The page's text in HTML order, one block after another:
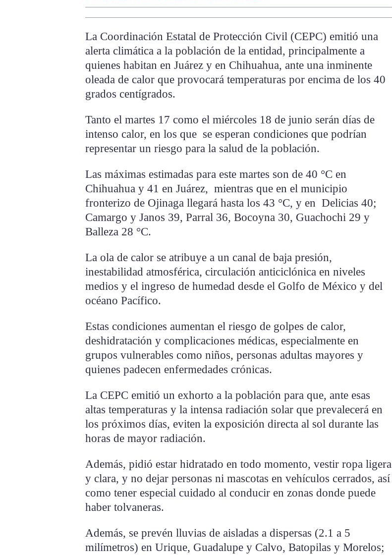
La Coordinación Estatal de Protección Civil (CEPC) emitió una
alerta climática a la población de la entidad, principalmente a
quienes habitan en Juárez y en Chihuahua, ante una inminente
oleada de calor que provocará temperaturas por encima de los 40
grados centígrados.
Tanto el martes 17 como el miércoles 18 de junio serán días de
intenso calor, en los que se esperan condiciones que podrían
representar un riesgo para la salud de la población.
Las máximas estimadas para este martes son de 40 °C en
Chihuahua y 41 en Juárez, mientras que en el municipio
fronterizo de Ojinaga llegará hasta los 43 °C, y en Delicias 40;
Camargo y Janos 39, Parral 36, Bocoyna 30, Guachochi 29 y
Balleza 28 °C.
La ola de calor se atribuye a un canal de baja presión,
inestabilidad atmosférica, circulación anticiclónica en niveles
medios y el ingreso de humedad desde el Golfo de México y del
océano Pacífico.
Estas condiciones aumentan el riesgo de golpes de calor,
deshidratación y complicaciones médicas, especialmente en
grupos vulnerables como niños, personas adultas mayores y
quienes padecen enfermedades crónicas.
La CEPC emitió un exhorto a la población para que, ante esas
altas temperaturas y la intensa radiación solar que prevalecerá en
los próximos días, eviten la exposición directa al sol durante las
horas de mayor radiación.
Además, pidió estar hidratado en todo momento, vestir ropa ligera
y clara, y no dejar personas ni mascotas en vehículos cerrados, así
como tener especial cuidado al conducir en zonas donde puede
haber tolvaneras.
Además, se prevén lluvias de aisladas a dispersas (2.1 a 5
milímetros) en Urique, Guadalupe y Calvo, Batopilas y Morelos;